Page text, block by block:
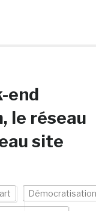
end
le réseau
site
Démocratisation